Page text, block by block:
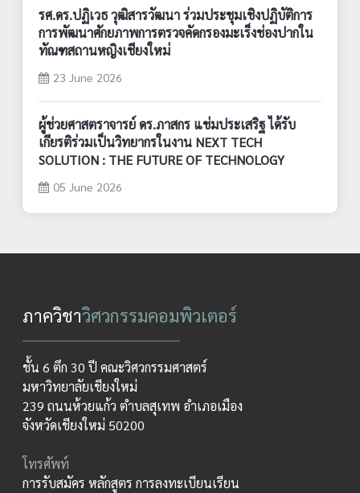
รศ.ดร.ปฏิเวธ วุฒิสารวัฒนา ร่วมประชุมเชิงปฏิบัติการ
การพัฒนาศักยภาพการตรวจคัดกรองมะเร็งช่องปากใน
ทัณฑสถานหญิงเชียงใหม่
23 June 2026
ผู้ช่วยศาสตราจารย์ ดร.ภาสกร แช่มประเสริฐ ได้รับ
เกียรติร่วมเป็นวิทยากรในงาน NEXT TECH
SOLUTION : THE FUTURE OF TECHNOLOGY
05 June 2026
ภาควิชาวิศวกรรมคอมพิวเตอร์
ชั้น 6 ตึก 30 ปี คณะวิศวกรรมศาสตร์
มหาวิทยาลัยเชียงใหม่
239 ถนนห้วยแก้ว ตำบลสุเทพ อำเภอเมือง
จังหวัดเชียงใหม่ 50200
โทรศัพท์
การรับสมัคร หลักสูตร การลงทะเบียนเรียน